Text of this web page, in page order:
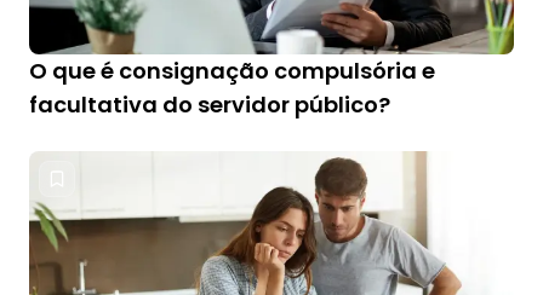
O que é consignação compulsória e
facultativa do servidor público?